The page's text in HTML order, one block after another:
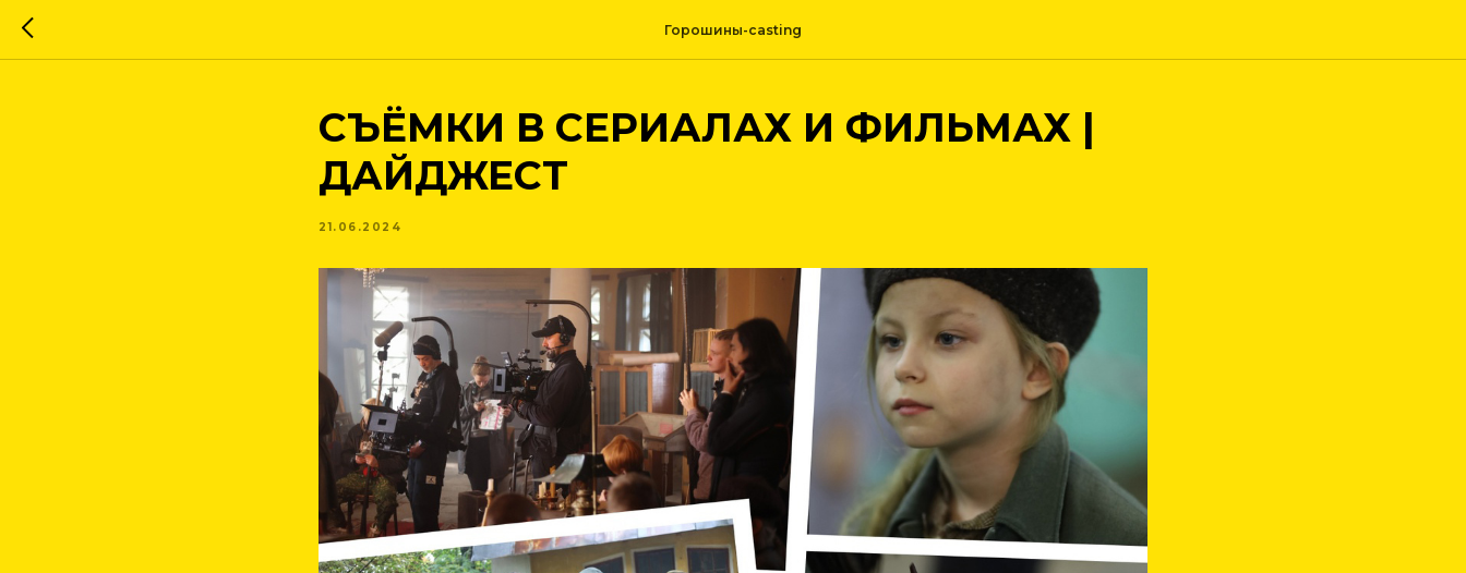
Горошины-casting
СЪЁМКИ В СЕРИАЛАХ И ФИЛЬМАХ |
ДАЙДЖЕСТ
21.06.2024